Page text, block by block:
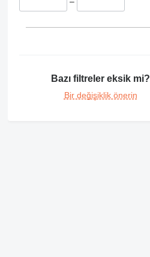
938
Bazı filtreler eksik mi?
Bir değişiklik önerin